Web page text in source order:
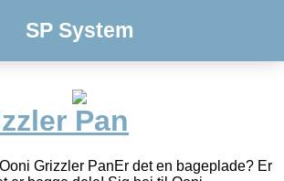
SP System
Pan
Grizzler PanEr det en bageplade? Er